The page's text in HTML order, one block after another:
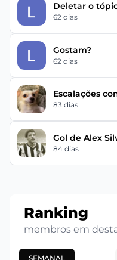
Deletar o
62 dias
Gostam?
62 dias
Escalações
83 dias
Gol de Alex
84 dias
Ranking
membros em
SEMANAL